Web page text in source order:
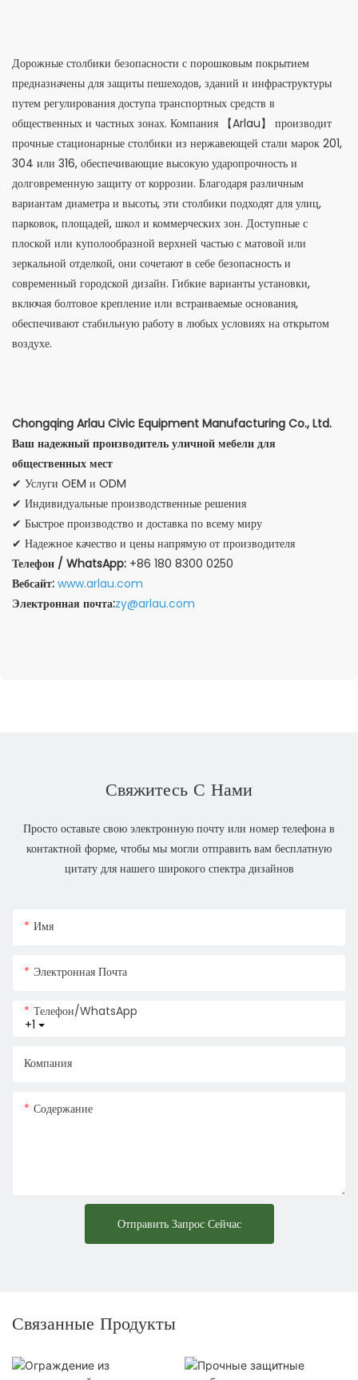
Дорожные столбики безопасности с порошковым покрытием
предназначены для защиты пешеходов, зданий и инфраструктуры
путем регулирования доступа транспортных средств в
общественных и частных зонах. Компания 【Arlau】 производит
прочные стационарные столбики из нержавеющей стали марок 201,
304 или 316, обеспечивающие высокую ударопрочность и
долговременную защиту от коррозии. Благодаря различным
вариантам диаметра и высоты, эти столбики подходят для улиц,
парковок, площадей, школ и коммерческих зон. Доступные с
плоской или куполообразной верхней частью с матовой или
зеркальной отделкой, они сочетают в себе безопасность и
современный городской дизайн. Гибкие варианты установки,
включая болтовое крепление или встраиваемые основания,
обеспечивают стабильную работу в любых условиях на открытом
воздухе.
Chongqing Arlau Civic Equipment Manufacturing Co., Ltd.
Ваш надежный производитель уличной мебели для
общественных мест
✔ Услуги OEM и ODM
✔ Индивидуальные производственные решения
✔ Быстрое производство и доставка по всему миру
✔ Надежное качество и цены напрямую от производителя
Телефон / WhatsApp: +86 180 8300 0250
Вебсайт: www.arlau.com
Электронная почта:zy@arlau.com
Свяжитесь С Нами
Просто оставьте свою электронную почту или номер телефона в
контактной форме, чтобы мы могли отправить вам бесплатную
цитату для нашего широкого спектра дизайнов
Имя
Электронная Почта
+1
Телефон/WhatsApp
Компания
Содержание
Отправить Запрос Сейчас
Связанные Продукты